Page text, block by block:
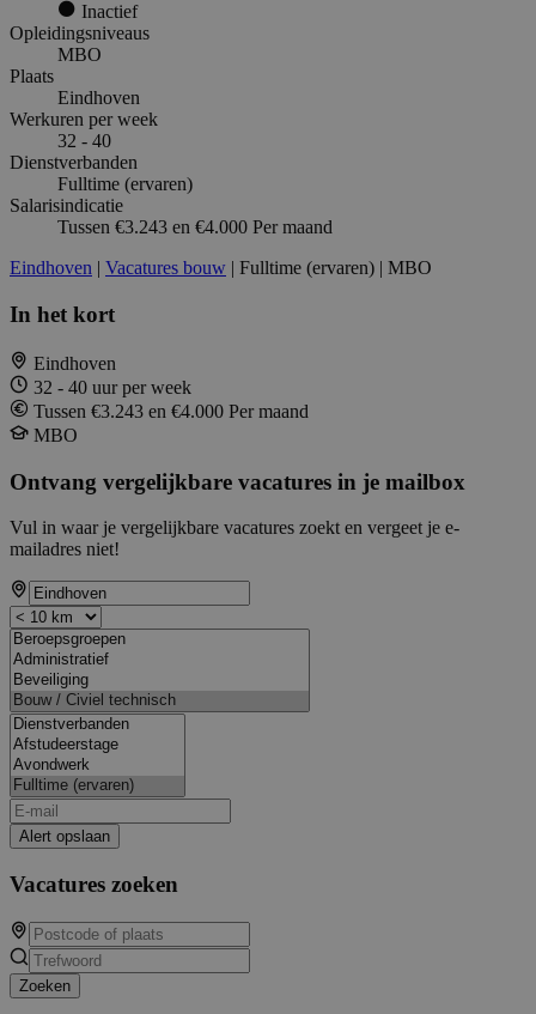
Inactief
Opleidingsniveaus
MBO
Plaats
Eindhoven
Werkuren per week
32 - 40
Dienstverbanden
Fulltime (ervaren)
Salarisindicatie
Tussen €3.243 en €4.000 Per maand
Eindhoven | Vacatures bouw | Fulltime (ervaren) | MBO
In het kort
Eindhoven
32 - 40 uur per week
Tussen €3.243 en €4.000 Per maand
MBO
Ontvang vergelijkbare vacatures in je mailbox
Vul in waar je vergelijkbare vacatures zoekt en vergeet je e-
mailadres niet!
Alert opslaan
Vacatures zoeken
Zoeken